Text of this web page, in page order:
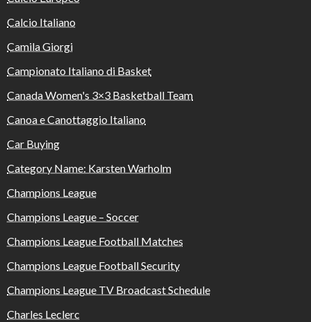
Calcio Italiano
Camila Giorgi
Campionato Italiano di Basket
Canada Women's 3×3 Basketball Team
Canoa e Canottaggio Italiano
Car Buying
Category Name: Karsten Warholm
Champions League
Champions League – Soccer
Champions League Football Matches
Champions League Football Security
Champions League TV Broadcast Schedule
Charles Leclerc